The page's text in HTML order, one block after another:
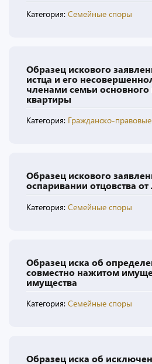
Категория: Семейные споры
Образец искового
истца и его
членами семьи основного
квартиры
Категория: Гражданско-
Образец искового
оспаривании отцовства
Категория: Семейные споры
Образец иска об
совместно нажитом
имущества
Категория: Семейные споры
Образец иска об